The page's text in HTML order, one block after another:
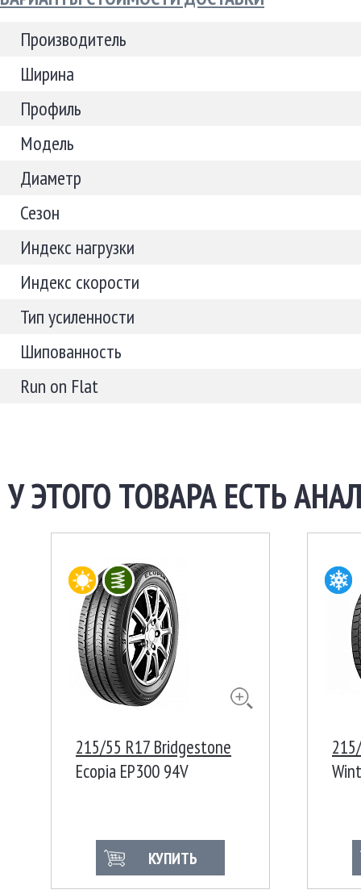
Производитель
Ширина
Профиль
Модель
Диаметр
Сезон
Индекс нагрузки
Индекс скорости
Тип усиленности
Шипованность
Run on Flat
У ЭТОГО ТОВАРА ЕСТЬ
215/55 R17 Bridgestone
Ecopia EP300 94V
КУПИТЬ